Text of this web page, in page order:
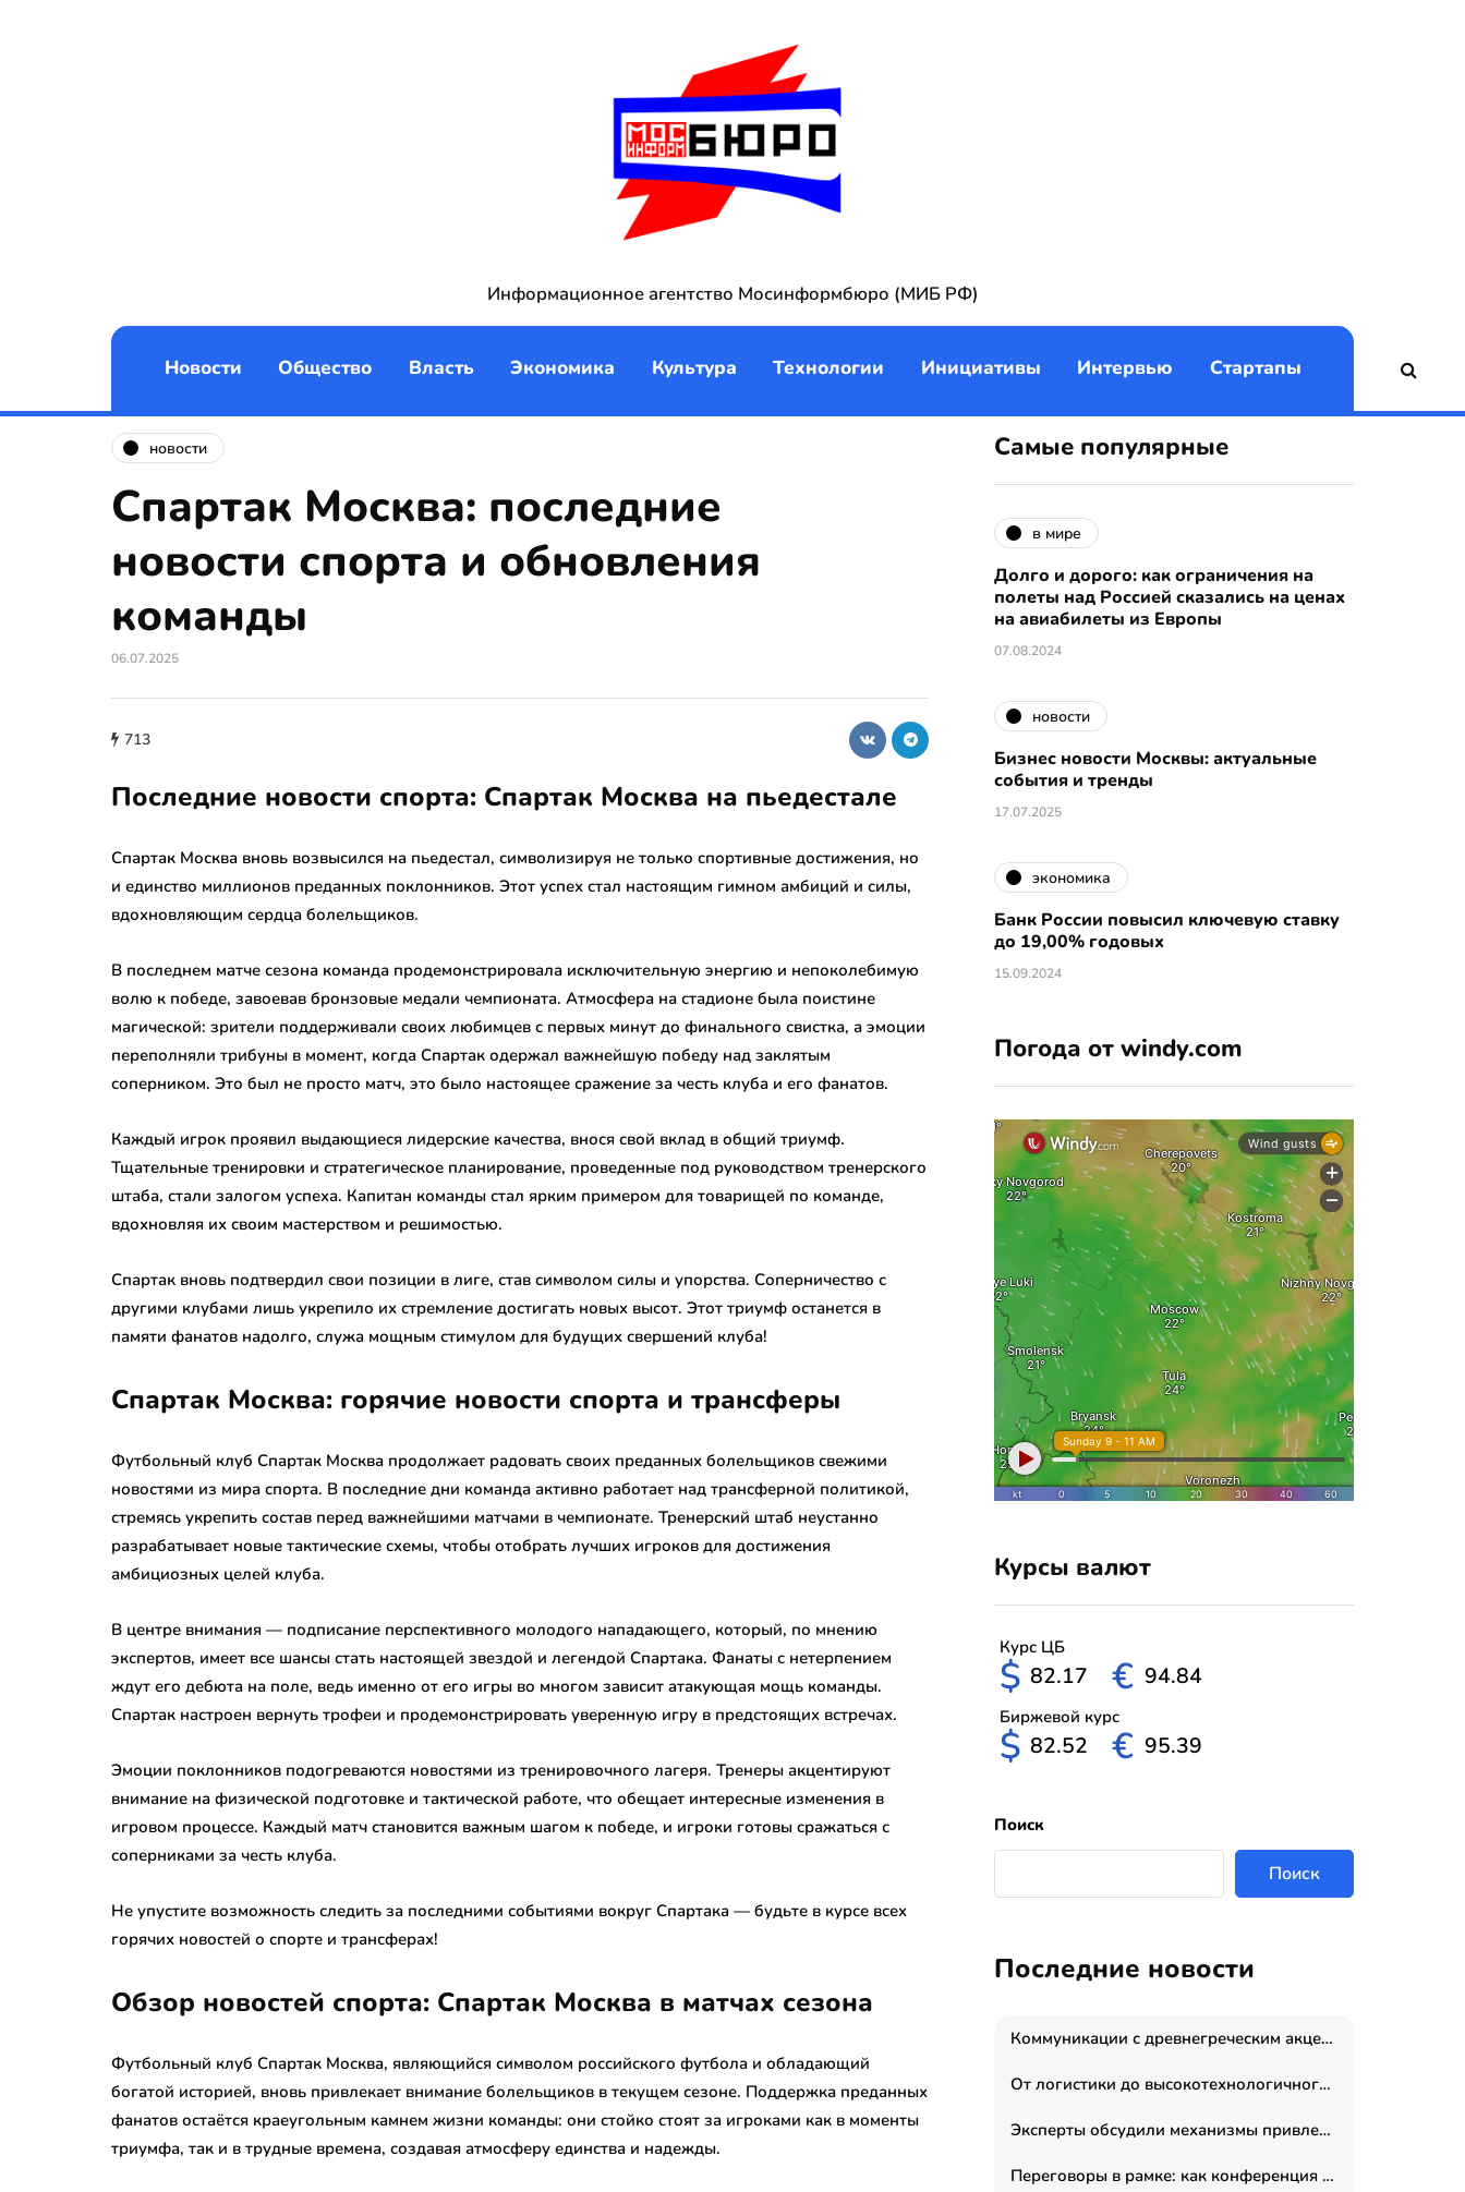
Информационное агентство Мосинформбюро (МИБ РФ)
Новости Общество Власть Экономика Культура Технологии Инициативы Интервью Стартапы
новости
Спартак Москва: последние
новости спорта и обновления
команды
06.07.2025
713
Последние новости спорта: Спартак Москва на пьедестале
Спартак Москва вновь возвысился на пьедестал, символизируя не только спортивные достижения, но
и единство миллионов преданных поклонников. Этот успех стал настоящим гимном амбиций и силы,
вдохновляющим сердца болельщиков.
В последнем матче сезона команда продемонстрировала исключительную энергию и непоколебимую
волю к победе, завоевав бронзовые медали чемпионата. Атмосфера на стадионе была поистине
магической: зрители поддерживали своих любимцев с первых минут до финального свистка, а эмоции
переполняли трибуны в момент, когда Спартак одержал важнейшую победу над заклятым
соперником. Это был не просто матч, это было настоящее сражение за честь клуба и его фанатов.
Каждый игрок проявил выдающиеся лидерские качества, внося свой вклад в общий триумф.
Тщательные тренировки и стратегическое планирование, проведенные под руководством тренерского
штаба, стали залогом успеха. Капитан команды стал ярким примером для товарищей по команде,
вдохновляя их своим мастерством и решимостью.
Спартак вновь подтвердил свои позиции в лиге, став символом силы и упорства. Соперничество с
другими клубами лишь укрепило их стремление достигать новых высот. Этот триумф останется в
памяти фанатов надолго, служа мощным стимулом для будущих свершений клуба!
Спартак Москва: горячие новости спорта и трансферы
Футбольный клуб Спартак Москва продолжает радовать своих преданных болельщиков свежими
новостями из мира спорта. В последние дни команда активно работает над трансферной политикой,
стремясь укрепить состав перед важнейшими матчами в чемпионате. Тренерский штаб неустанно
разрабатывает новые тактические схемы, чтобы отобрать лучших игроков для достижения
амбициозных целей клуба.
В центре внимания — подписание перспективного молодого нападающего, который, по мнению
экспертов, имеет все шансы стать настоящей звездой и легендой Спартака. Фанаты с нетерпением
ждут его дебюта на поле, ведь именно от его игры во многом зависит атакующая мощь команды.
Спартак настроен вернуть трофеи и продемонстрировать уверенную игру в предстоящих встречах.
Эмоции поклонников подогреваются новостями из тренировочного лагеря. Тренеры акцентируют
внимание на физической подготовке и тактической работе, что обещает интересные изменения в
игровом процессе. Каждый матч становится важным шагом к победе, и игроки готовы сражаться с
соперниками за честь клуба.
Не упустите возможность следить за последними событиями вокруг Спартака — будьте в курсе всех
горячих новостей о спорте и трансферах!
Обзор новостей спорта: Спартак Москва в матчах сезона
Футбольный клуб Спартак Москва, являющийся символом российского футбола и обладающий
богатой историей, вновь привлекает внимание болельщиков в текущем сезоне. Поддержка преданных
фанатов остаётся краеугольным камнем жизни команды: они стойко стоят за игроками как в моменты
триумфа, так и в трудные времена, создавая атмосферу единства и надежды.
Самые популярные
в мире
Долго и дорого: как ограничения на
полеты над Россией сказались на ценах
на авиабилеты из Европы
07.08.2024
новости
Бизнес новости Москвы: актуальные
события и тренды
17.07.2025
экономика
Банк России повысил ключевую ставку
до 19,00% годовых
15.09.2024
Погода от windy.com
Курсы валют
Курс ЦБ
$ 82.17 € 94.84
Биржевой курс
$ 82.52 € 95.39
Поиск
Поиск
Последние новости
Коммуникации с древнегреческим акцентом: медиаменеджер и журналист Владимир Дергачев запустил коммуникационное агентство «Сократ 2.0»
От логистики до высокотехнологичного производства: как основатель “гагаринга” выстраивает экосистему безопасности и гражданских БПЛА
Эксперты обсудили механизмы привлечения молодых специалистов в промышленные города
Переговоры в рамке: как конференция «Бизнес как искусство» переформатирует деловой этикет в стенах ТПП РФ